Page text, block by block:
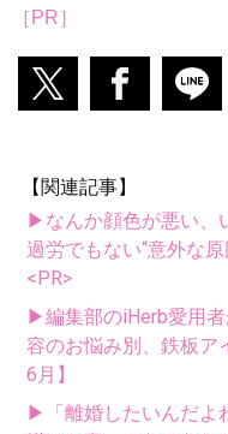
［PR］
【関連記事】
▶なんか顔色が悪い、
過労でもない“意外な
<PR>
▶編集部のiHerb愛用
容のお悩み別、鉄板ア
6月】
▶「離婚したいんだよ